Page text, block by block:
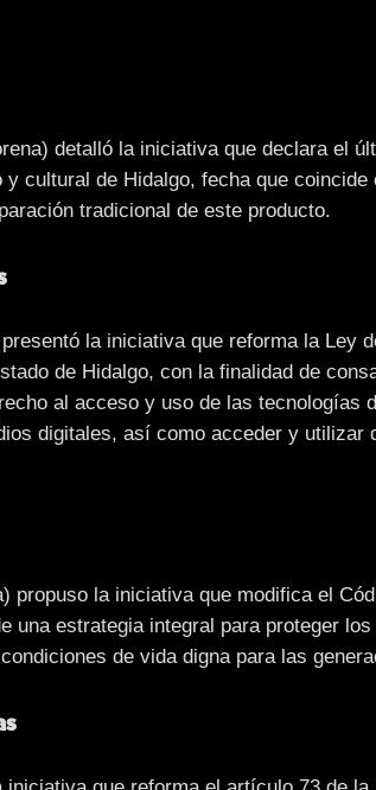
detalló la iniciativa que declara el
cultural de Hidalgo, fecha que
tradicional de este producto.
la iniciativa que reforma la Ley
de Hidalgo, con la finalidad de
al acceso y uso de las tecnologías
digitales, así como acceder y utilizar
propuso la iniciativa que modifica el
una estrategia integral para proteger
de vida digna para las